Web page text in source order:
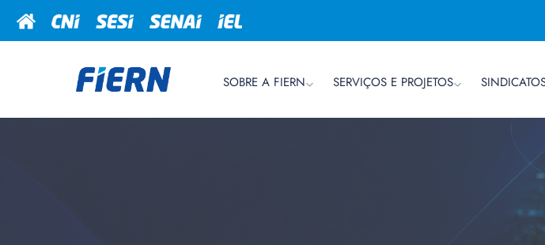
SOBRE A FIERN SERVIÇOS E PROJETOS